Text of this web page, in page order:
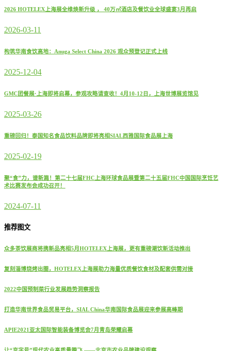
2026 HOTELEX上海展全维焕新升级 ， 40万㎡酒店及餐饮业全球盛宴3月再启
2026-03-11
构筑华南食饮高地：Anuga Select China 2026 观众预登记正式上线
2025-12-04
GMC团餐展·上海即将启幕，参观攻略请查收！4月10-12日，上海世博展览馆见
2025-03-26
重磅回归！泰国知名食品饮料品牌即将亮相SIAL西雅国际食品展上海
2025-02-19
聚“食”力，谱新篇！第二十七届FHC上海环球食品展暨第二十五届FHC中国国际烹饪艺
术比赛发布会成功召开！
2024-07-11
推荐图文
众多茶饮展商将携新品亮相5月HOTELEX上海展，更有重磅潮饮新活动推出
复刻淄博烧烤出圈，HOTELEX上海展助力海量优质餐饮食材及配套供需对接
2022中国预制菜行业发展趋势洞察报告
打造华南世界食品贸易平台，SIAL China华南国际食品展迎来参展高峰期
APIE2021亚太国际智能装备博览会7月青岛荣耀启幕